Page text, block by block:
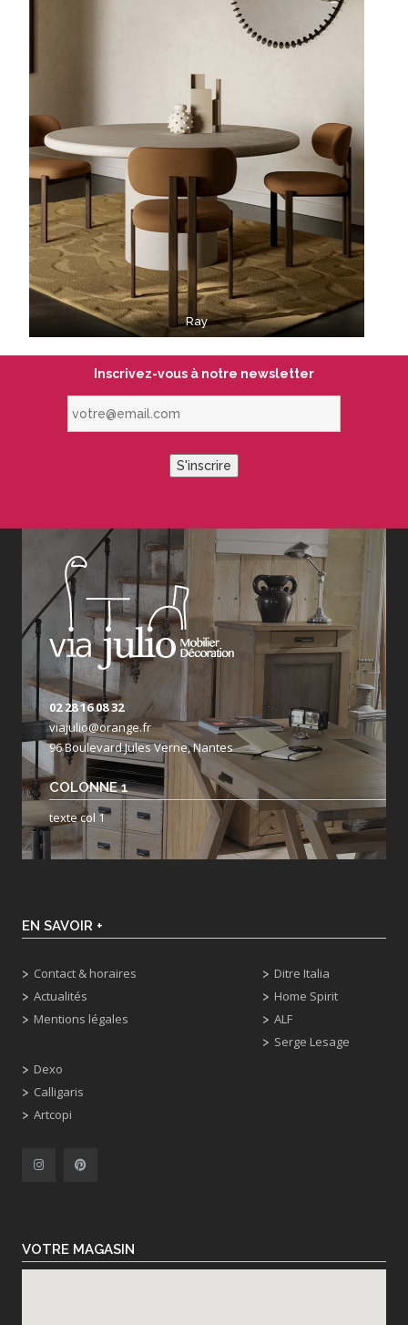
Ray
Inscrivez-vous à notre newsletter
S'inscrire
02 28 16 08 32
viajulio@orange.fr
96 Boulevard Jules Verne, Nantes
COLONNE 1
texte col 1
EN SAVOIR +
Contact & horaires
Actualités
Mentions légales
Dexo
Calligaris
Artcopi
Ditre Italia
Home Spirit
ALF
Serge Lesage
VOTRE MAGASIN